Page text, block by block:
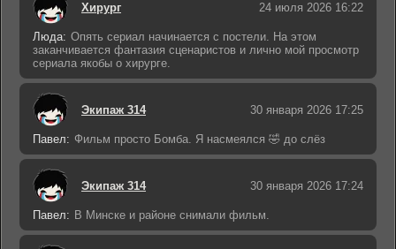
Хирург 24 июля 2026 16:22
Люда: Опять сериал начинается с постели. На этом
заканчивается фантазия сценаристов и лично мой просмотр
сериала якобы о хирурге.
Экипаж 314 30 января 2026 17:25
Павел: Фильм просто Бомба. Я насмеялся 🤣 до слёз
Экипаж 314 30 января 2026 17:24
Павел: В Минске и районе снимали фильм.